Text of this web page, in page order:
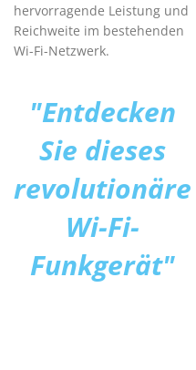
hervorragende Leistung und
Reichweite im bestehenden
Wi-Fi-Netzwerk.
"Entdecken
Sie dieses
revolutionäre
Wi-Fi-
Funkgerät"